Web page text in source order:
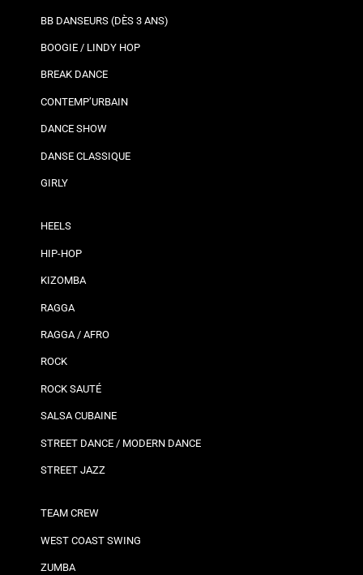
BB DANSEURS (DÈS 3 ANS)
BOOGIE / LINDY HOP
BREAK DANCE
CONTEMP’URBAIN
DANCE SHOW
DANSE CLASSIQUE
GIRLY
HEELS
HIP-HOP
KIZOMBA
RAGGA
RAGGA / AFRO
ROCK
ROCK SAUTÉ
SALSA CUBAINE
STREET DANCE / MODERN DANCE
STREET JAZZ
TEAM CREW
WEST COAST SWING
ZUMBA